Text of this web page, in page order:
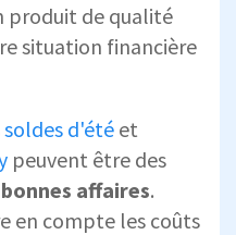
produit de qualité
situation financière
soldes d'été et
peuvent être des
affaires.
en compte les coûts